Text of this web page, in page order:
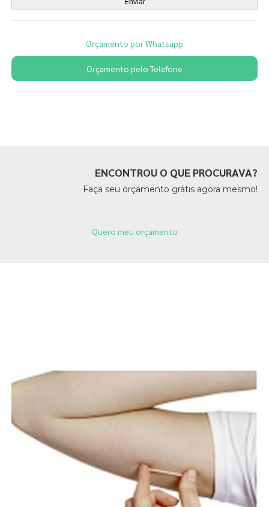
Orçamento por Whatsapp
Orçamento pelo Telefone
ENCONTROU O QUE PROCURAVA?
Faça seu orçamento grátis agora mesmo!
Quero meu orçamento